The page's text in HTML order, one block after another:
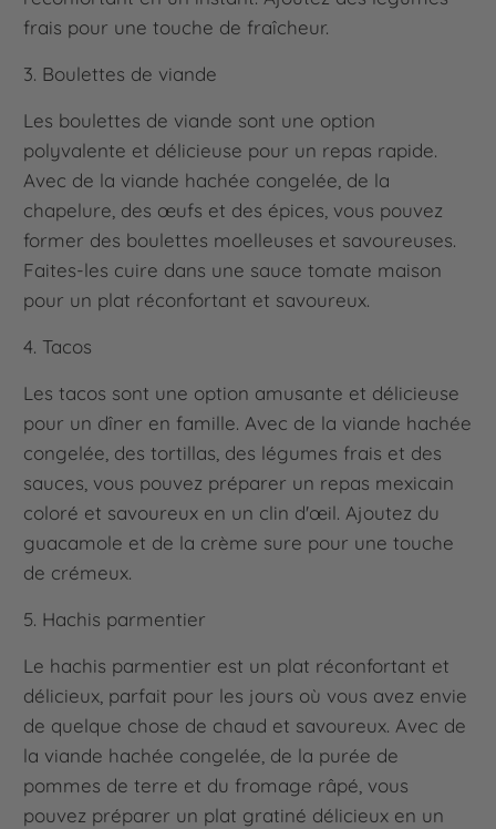
frais pour une touche de fraîcheur.
3. Boulettes de viande
Les boulettes de viande sont une option
polyvalente et délicieuse pour un repas rapide.
Avec de la viande hachée congelée, de la
chapelure, des œufs et des épices, vous pouvez
former des boulettes moelleuses et savoureuses.
Faites-les cuire dans une sauce tomate maison
pour un plat réconfortant et savoureux.
4. Tacos
Les tacos sont une option amusante et délicieuse
pour un dîner en famille. Avec de la viande hachée
congelée, des tortillas, des légumes frais et des
sauces, vous pouvez préparer un repas mexicain
coloré et savoureux en un clin d'œil. Ajoutez du
guacamole et de la crème sure pour une touche
de crémeux.
5. Hachis parmentier
Le hachis parmentier est un plat réconfortant et
délicieux, parfait pour les jours où vous avez envie
de quelque chose de chaud et savoureux. Avec de
la viande hachée congelée, de la purée de
pommes de terre et du fromage râpé, vous
pouvez préparer un plat gratiné délicieux en un